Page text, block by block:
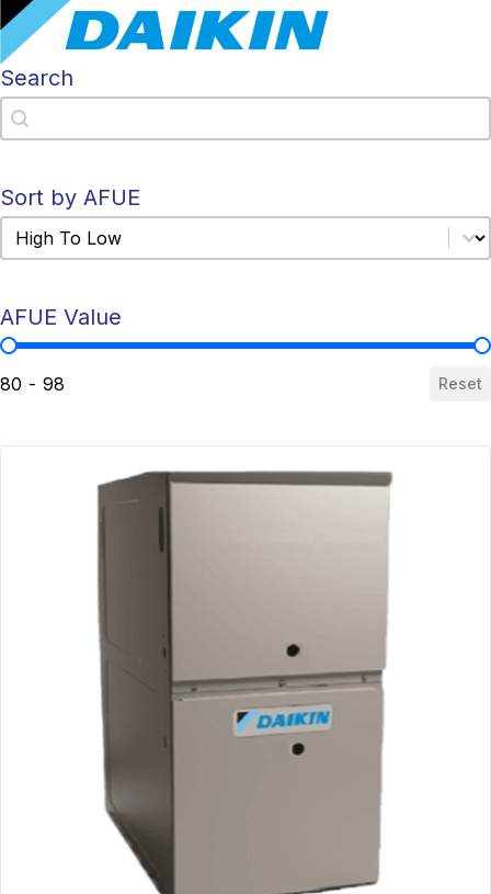
Search
Search
Search
Sort by AFUE
Sort by AFUE
Sort by AFUE
AFUE Value
AFUE Value
80 - 98 Reset